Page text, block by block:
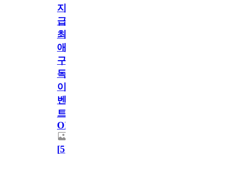
지
급!
최
애
구
독
이
벤
트
OPEN!
[5]